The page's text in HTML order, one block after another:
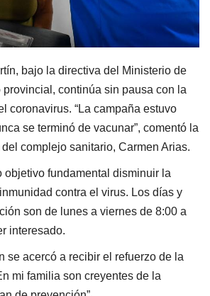
bajo la directiva del Ministerio de
continúa sin pausa con la
coronavirus. “La campaña estuvo
se terminó de vacunar”, comentó la
complejo sanitario, Carmen Arias.
objetivo fundamental disminuir la
contra el virus. Los días y
son de lunes a viernes de 8:00 a
interesado.
se acercó a recibir el refuerzo de la
mi familia son creyentes de la